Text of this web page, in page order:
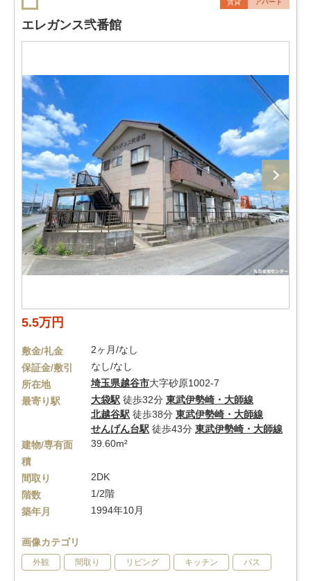
エレガンス弐番館
5.5万円
敷金/礼金
2ヶ月/なし
保証金/敷引
なし/なし
所在地
埼玉県越谷市大字砂原1002-7
最寄り駅
大袋駅 徒歩32分 東武伊勢崎・大師線
北越谷駅 徒歩38分 東武伊勢崎・大師線
せんげん台駅 徒歩43分 東武伊勢崎・大師線
建物/専有面
積
39.60m²
間取り
2DK
階数
1/2階
築年月
1994年10月
画像カテゴリ
外観 間取り リビング キッチン バス